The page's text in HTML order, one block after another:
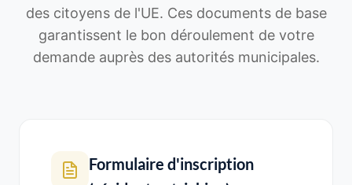
des citoyens de l'UE. Ces documents de base
garantissent le bon déroulement de votre
demande auprès des autorités municipales.
Formulaire d'inscription